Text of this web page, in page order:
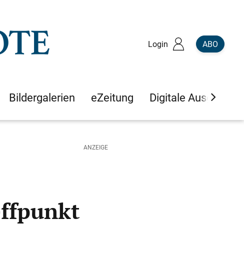
Login ABO
Bildergalerien eZeitung Digitale Ausgaben